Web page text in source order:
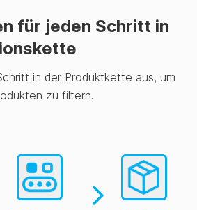
für jeden Schritt in
in der Produktkette aus, um
zu filtern.